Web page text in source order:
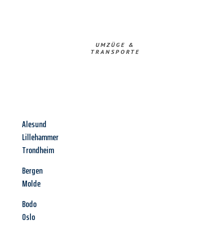
UMZÜGE &
TRANSPORTE
Alesund
Lillehammer
Trondheim
Bergen
Molde
Bodo
Oslo